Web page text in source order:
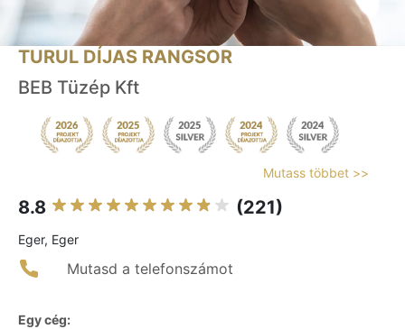
TURUL DÍJAS RANGSOR
BEB Tüzép Kft
Mutass többet >>
8.8 (221)
Eger, Eger
Mutasd a telefonszámot
Egy cég: